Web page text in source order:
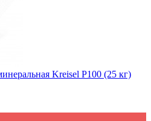
Kreisel P100 (25 кг)